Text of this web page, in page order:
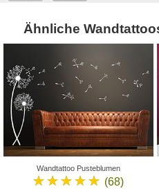
Ähnliche
Wandtattoo Pusteblumen
★★★★★ (68)